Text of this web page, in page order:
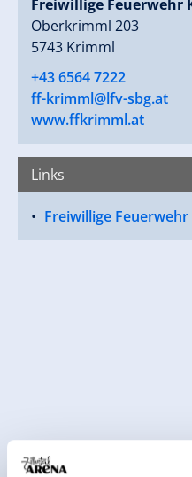
Freiwillige Feuerwehr
Oberkrimml 203
5743 Krimml
+43 6564 7222
ff-krimml@lfv-sbg.at
www.ffkrimml.at
Links
Freiwillige